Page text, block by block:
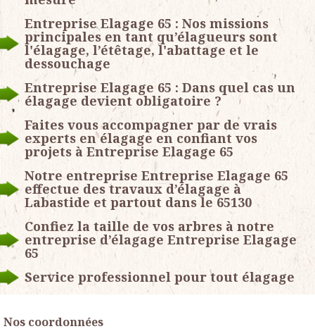
Entreprise Elagage 65 : Nos missions
principales en tant qu’élagueurs sont
l'élagage, l’étêtage, l'abattage et le
dessouchage
Entreprise Elagage 65 : Dans quel cas un
élagage devient obligatoire ?
Faites vous accompagner par de vrais
experts en élagage en confiant vos
projets à Entreprise Elagage 65
Notre entreprise Entreprise Elagage 65
effectue des travaux d’élagage à
Labastide et partout dans le 65130
Confiez la taille de vos arbres à notre
entreprise d’élagage Entreprise Elagage
65
Service professionnel pour tout élagage
Nos coordonnées